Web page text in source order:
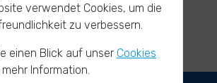
verwendet Cookies, um die
zu verbessern.
einen Blick auf unser Cookies
Information.